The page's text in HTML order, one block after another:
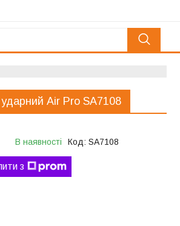
Air Pro SA7108
В наявності Код: SA7108
з